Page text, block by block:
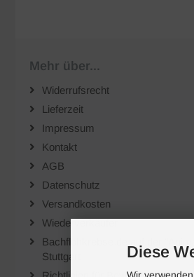
Mehr über...
Widerrufsrecht
Lieferzeit
Impressum
Kontakt
AGB
Datenschutz
Versandkosten
Wiederverkäufer
Bachflohkrebse.de auf der
Stuttgart
Diese